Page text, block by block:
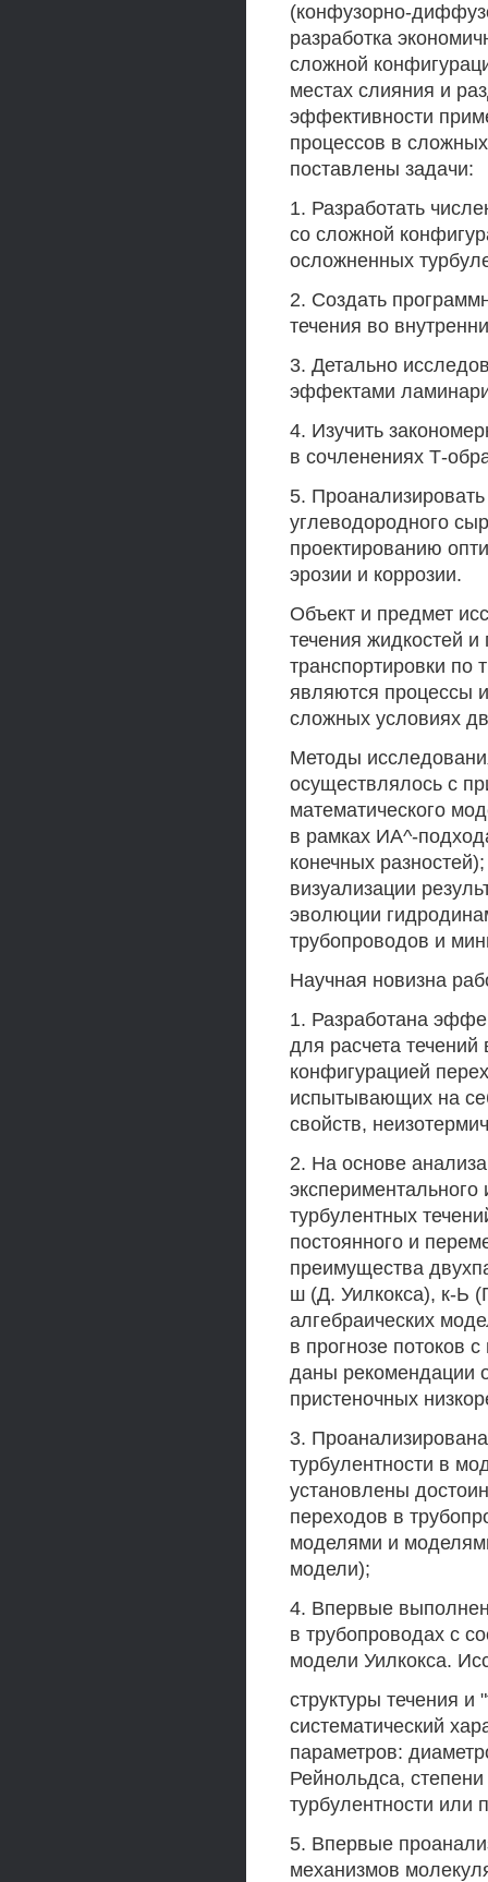
(конфузорно-
разработка
сложной
местах слияния и
эффективности
процессов в
поставлены задачи:
1. Разработать
со сложной
осложненных
2. Создать
течения во
3. Детально
эффектами
4. Изучить
в сочленениях Т-
5.
углеводородного
проектированию
эрозии и коррозии.
Объект и предмет
течения жидкостей и
транспортировки по
являются процессы
сложных условиях
Методы
осуществлялось с
математического
в рамках ИА^-
конечных
визуализации
эволюции
трубопроводов и
Научная новизна
1. Разработана
для расчета
конфигурацией
испытывающих на
свойств,
2. На основе
турбулентных
постоянного и
преимущества
ш (Д. Уилкокса), к-Ь
алгебраических
в прогнозе потоков
даны рекомендации
пристеночных
3.
турбулентности в
установлены
переходов в
моделями и
модели);
4. Впервые
в трубопроводах с
модели Уилкокса.
структуры течения и
систематический
параметров:
Рейнольдса,
турбулентности или
5. Впервые
механизмов